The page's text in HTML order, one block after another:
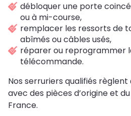
débloquer une porte
ou à mi-course,
remplacer les ressorts de
abîmés ou câbles usés,
réparer ou reprogrammer
télécommande.
Nos serruriers qualifiés
avec des pièces d’origine et
France.